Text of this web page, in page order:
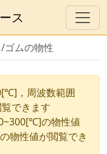
ス
ゴムの物性
，周波数範囲
できます
の物性値
物性値が閲覧でき